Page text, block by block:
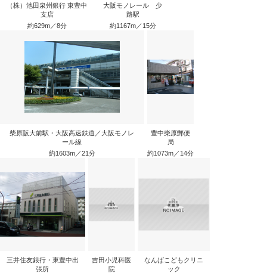
（株）池田泉州銀行 東豊中
支店
約629m／8分
大阪モノレール 少
路駅
約1167m／15分
柴原阪大前駅・大阪高速鉄道／大阪モノレ
ール線
約1603m／21分
豊中柴原郵便
局
約1073m／14分
三井住友銀行・東豊中出
張所
吉田小児科医
院
なんばこどもクリニ
ック